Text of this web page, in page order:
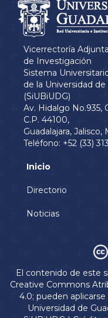
portal
Vicerrectoría
de Investigación
Sistema
de la Universidad de
(SiUBiUDG)
Av. Hidalgo No.935,
C.P. 44100,
Guadalajara, Jalisco,
Teléfono: +52 (33)
Menú
principal
Inicio
Directorio
Noticias
El contenido de este
Creative Commons
4.0; pueden aplicarse
Universidad de